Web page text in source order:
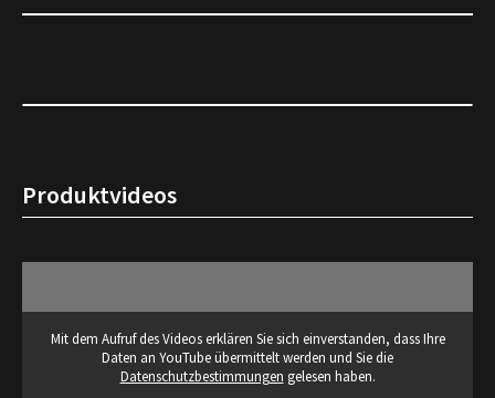
Produktvideos
Mit dem Aufruf des Videos erklären Sie sich einverstanden, dass Ihre
Daten an YouTube übermittelt werden und Sie die
Datenschutzbestimmungen gelesen haben.